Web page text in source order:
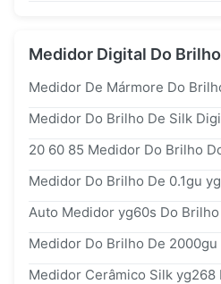
Medidor Digital Do Brilho